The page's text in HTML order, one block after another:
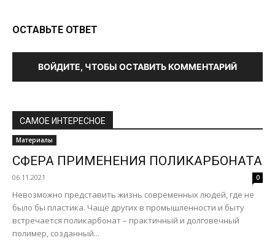
ОСТАВЬТЕ ОТВЕТ
ВОЙДИТЕ, ЧТОБЫ ОСТАВИТЬ КОММЕНТАРИЙ
САМОЕ ИНТЕРЕСНОЕ
Материалы
СФЕРА ПРИМЕНЕНИЯ ПОЛИКАРБОНАТА
06.11.2021 0
Невозможно представить жизнь современных людей, где не
было бы пластика. Чаще других в промышленности и быту
встречается поликарбонат – практичный и долговечный
полимер, созданный...